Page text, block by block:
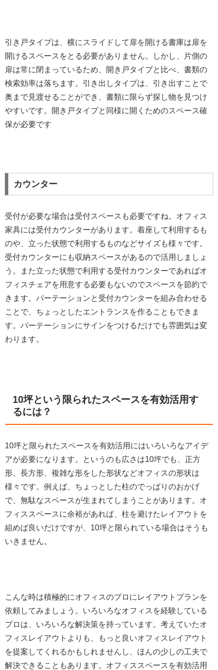
引き戸タイプは、横にスライドして扉を開ける書庫は扉を
開けるスペースをとる必要がありません。しかし、片側の
扉は常に閉まっているため、開き戸タイプと比べ、書類の
検索効率は落ちます。引き出しタイプは、引き出すことで
奥まで見渡せることができ、書類に限らず探し物を見つけ
やすいです。開き戸タイプと同様に開くためのスペース確
保が必要です
カウンター
受付が必要な場合は受付スペースも必要ですね。オフィス
家具には受付カウンターがあります。着座して利用するも
のや、立った状態で利用するものなどサイズも様々です。
受付カウンターにも収納スペースがあるので活用しましょ
う。また立った状態で利用する受付カウンターであればオ
フィスチェアを用意する必要もないのでスペースを節約で
きます。パーテーションと受付カウンターを組み合わせる
ことで、ちょっとしたエントランスを作ることもできま
す。パーテーションにサインをつけるだけでも雰囲気は変
わります。
10坪という限られたスペースを有効活用す
るには？
10坪と限られたスペースを有効活用にはいろいろなアイデ
アが必要になります。というのも広さは10坪でも、正方
形、長方形、複雑な形をした形状などオフィスの形状は
様々です。例えば、ちょっとした柱のでっぱりのおかげ
で、無駄なスペースが生まれてしまうことがあります。オ
フィススペースに余裕があれば、柱を避けたレイアウトを
組めば良いだけですが、10坪と限られている場合はそうも
いきません。
こんな時は積極的にオフィスのプロにレイアウトプランを
依頼してみましょう。いろいろなオフィスを経験している
プロは、いろいろな解決策を持っています。考えていたオ
フィスレイアウトよりも、もっと良いオフィスレイアウト
を提案してくれるかもしれませんし、ほんの少しの工夫で
解決できることもあります。オフィススペースを有効活用